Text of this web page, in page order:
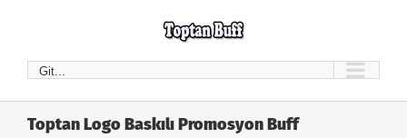
Git...
Toptan Logo Baskılı Promosyon Buff